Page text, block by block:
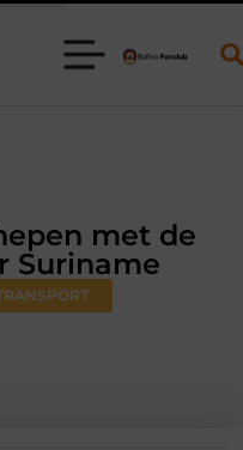
wordt
met de
Suriname